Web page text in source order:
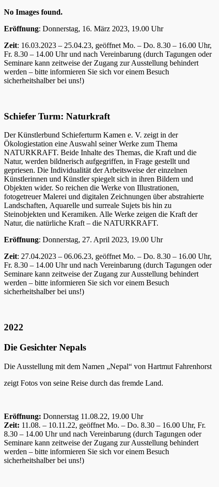
No Images found.
Eröffnung: Donnerstag, 16. März 2023, 19.00 Uhr
Zeit: 16.03.2023 – 25.04.23, geöffnet Mo. – Do. 8.30 – 16.00 Uhr,
Fr. 8.30 – 14.00 Uhr und nach Vereinbarung (durch Tagungen oder
Seminare kann zeitweise der Zugang zur Ausstellung behindert
werden – bitte informieren Sie sich vor einem Besuch
sicherheitshalber bei uns!)
Schiefer Turm: Naturkraft
Der Künstlerbund Schieferturm Kamen e. V. zeigt in der
Ökologiestation eine Auswahl seiner Werke zum Thema
NATURKRAFT. Beide Inhalte des Themas, die Kraft und die
Natur, werden bildnerisch aufgegriffen, in Frage gestellt und
gepriesen. Die Individualität der Arbeitsweise der einzelnen
Künstlerinnen und Künstler spiegelt sich in ihren Bildern und
Objekten wider. So reichen die Werke von Illustrationen,
fotogetreuer Malerei und digitalen Zeichnungen über abstrahierte
Landschaften, Aquarelle und surreale Sujets bis hin zu
Steinobjekten und Keramiken. Alle Werke zeigen die Kraft der
Natur, die natürliche Kraft – die NATURKRAFT.
Eröffnung: Donnerstag, 27. April 2023, 19.00 Uhr
Zeit: 27.04.2023 – 06.06.23, geöffnet Mo. – Do. 8.30 – 16.00 Uhr,
Fr. 8.30 – 14.00 Uhr und nach Vereinbarung (durch Tagungen oder
Seminare kann zeitweise der Zugang zur Ausstellung behindert
werden – bitte informieren Sie sich vor einem Besuch
sicherheitshalber bei uns!)
2022
Die Gesichter Nepals
Die Ausstellung mit dem Namen „Nepal“ von Hartmut Fahrenhorst
zeigt Fotos von seine Reise durch das fremde Land.
Eröffnung: Donnerstag 11.08.22, 19.00 Uhr
Zeit: 11.08. – 10.11.22, geöffnet Mo. – Do. 8.30 – 16.00 Uhr, Fr.
8.30 – 14.00 Uhr und nach Vereinbarung (durch Tagungen oder
Seminare kann zeitweise der Zugang zur Ausstellung behindert
werden – bitte informieren Sie sich vor einem Besuch
sicherheitshalber bei uns!)